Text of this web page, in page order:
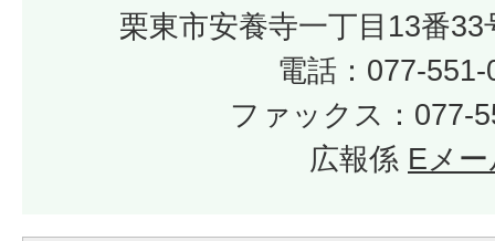
栗東市安養寺一丁目13番
電話：077-551-
ファックス：077-
広報係 Eメ